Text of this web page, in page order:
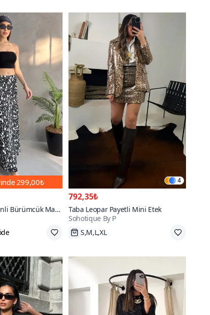
299,00₺
Bürümcük Maxi
4
792,35₺
Taba Leopar Payetli Mini Etek
Sohotique By P
S,M,L,XL